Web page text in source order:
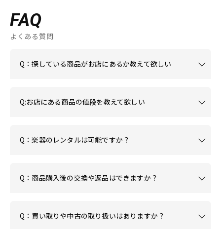
FAQ
よくある質問
Q：探している商品がお店にあるか教えて欲しい
Q:お店にある商品の値段を教えて欲しい
Q：楽器のレンタルは可能ですか？
Q：商品購入後の交換や返品はできますか？
Q：買い取りや中古の取り扱いはありますか？